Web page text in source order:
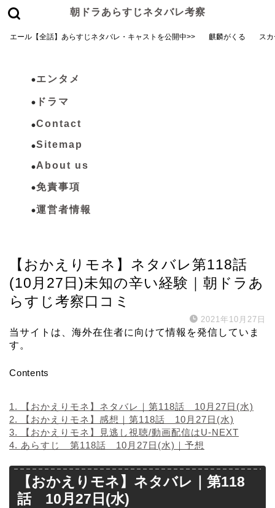
朝ドラあらすじネタバレ考察
エール【全話】あらすじネタバレ・キャストを公開中>> 麒麟がくる ス
エンタメ
ドラマ
Contact
Sitemap
About us
免責事項
運営者情報
【おかえりモネ】ネタバレ第118話
(10月27日)未知の辛い経験｜朝ドラあ
らすじ考察口コミ
2021年10月27日
当サイトは、海外在住者に向けて情報を発信していま
す。
Contents
1.
【おかえりモネ】ネタバレ｜第118話 10月27日(水)
2.
【おかえりモネ】感想｜第118話 10月27日(水)
3.
【おかえりモネ】見逃し視聴/動画配信はU-NEXT
4. あらすじ 第118話 10月27日(水)｜予想
【おかえりモネ】ネタバレ｜第118
話 10月27日(水)